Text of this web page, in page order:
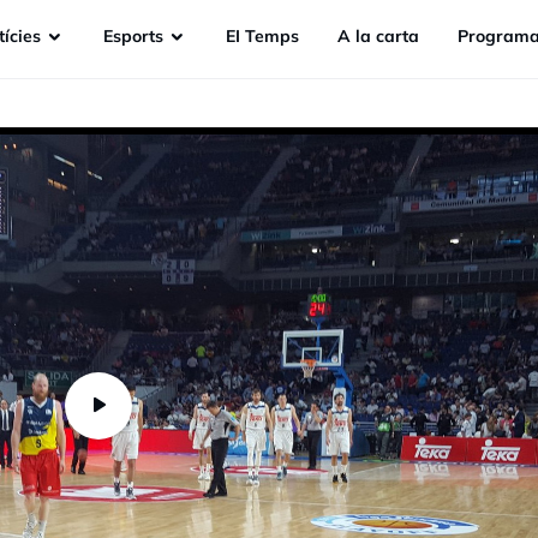
Esports EI Temps A la carta